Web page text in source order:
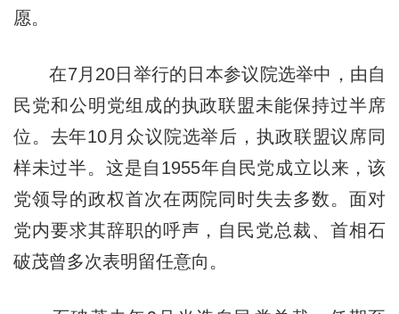
愿。
在7月20日举行的日本参议院选举中，由自
民党和公明党组成的执政联盟未能保持过半席
位。去年10月众议院选举后，执政联盟议席同
样未过半。这是自1955年自民党成立以来，该
党领导的政权首次在两院同时失去多数。面对
党内要求其辞职的呼声，自民党总裁、首相石
破茂曾多次表明留任意向。